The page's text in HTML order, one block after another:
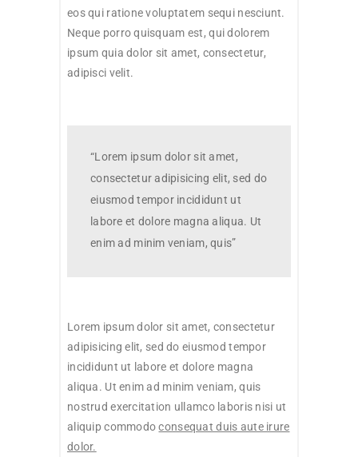
eos qui ratione voluptatem sequi nesciunt.
Neque porro quisquam est, qui dolorem
ipsum quia dolor sit amet, consectetur,
adipisci velit.
“Lorem ipsum dolor sit amet,
consectetur adipisicing elit, sed do
eiusmod tempor incididunt ut
labore et dolore magna aliqua. Ut
enim ad minim veniam, quis”
Lorem ipsum dolor sit amet, consectetur
adipisicing elit, sed do eiusmod tempor
incididunt ut labore et dolore magna
aliqua. Ut enim ad minim veniam, quis
nostrud exercitation ullamco laboris nisi ut
aliquip commodoconsequat duis aute irure
dolor.